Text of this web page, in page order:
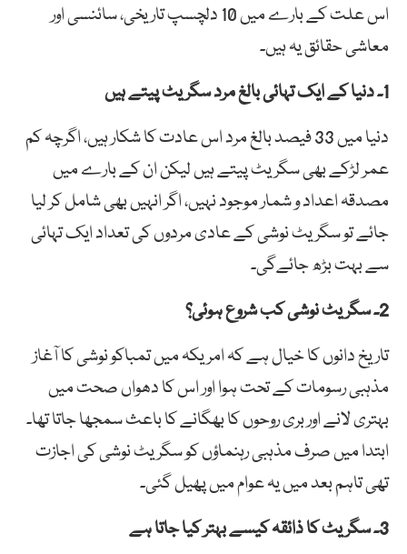
اس علت کے بارے میں 10 دلچسپ تاریخی، سائنسی اور
معاشی حقائق یہ ہیں۔
1۔ دنیا کے ایک تہائی بالغ مرد سگریٹ پیتے ہیں
دنیا میں 33 فیصد بالغ مرد اس عادت کا شکار ہیں، اگرچہ کم
عمر لڑکے بھی سگریٹ پیتے ہیں لیکن ان کے بارے میں
مصدقہ اعداد و شمار موجود نہیں، اگر انہیں بھی شامل کر لیا
جائے تو سگریٹ نوشی کے عادی مردوں کی تعداد ایک تہائی
سے بہت بڑھ جائےگی۔
2۔ سگریٹ نوشی کب شروع ہوئی؟
تاریخ دانوں کا خیال ہے کہ امریکہ میں تمباکو نوشی کا آغاز
مذہبی رسومات کے تحت ہوا اور اس کا دھواں صحت میں
بہتری لانے اور بری روحوں کا بھگانے کا باعث سمجھا جاتا تھا۔
ابتدا میں صرف مذہبی رہنماؤں کو سگریٹ نوشی کی اجازت
تھی تاہم بعد میں یہ عوام میں پھیل گئی۔
3۔ سگریٹ کا ذائقہ کیسے بہتر کیا جاتا ہے